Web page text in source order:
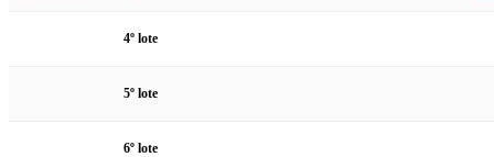
4º lote
5º lote
6º lote